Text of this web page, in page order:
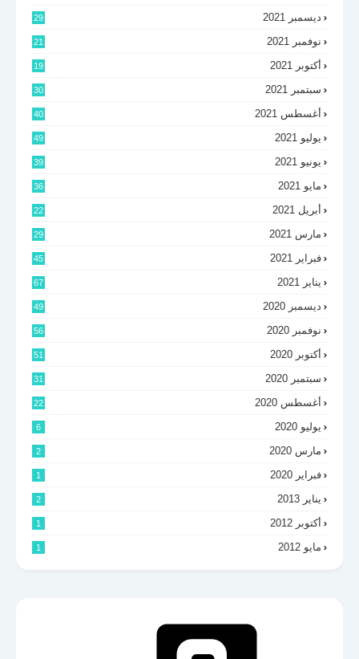
ديسمبر 2021 29
نوفمبر 2021 21
أكتوبر 2021 19
سبتمبر 2021 30
أغسطس 2021 40
يوليو 2021 49
يونيو 2021 39
مايو 2021 36
أبريل 2021 22
مارس 2021 29
فبراير 2021 45
يناير 2021 67
ديسمبر 2020 49
نوفمبر 2020 56
أكتوبر 2020 51
سبتمبر 2020 31
أغسطس 2020 22
يوليو 2020 6
مارس 2020 2
فبراير 2020 1
يناير 2013 2
أكتوبر 2012 1
مايو 2012 1